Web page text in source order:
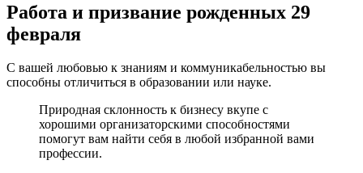
Работа и призвание рожденных 29
февраля
С вашей любовью к знаниям и коммуникабельностью вы
способны отличиться в образовании или науке.
Природная склонность к бизнесу вкупе с
хорошими организаторскими способностями
помогут вам найти себя в любой избранной вами
профессии.